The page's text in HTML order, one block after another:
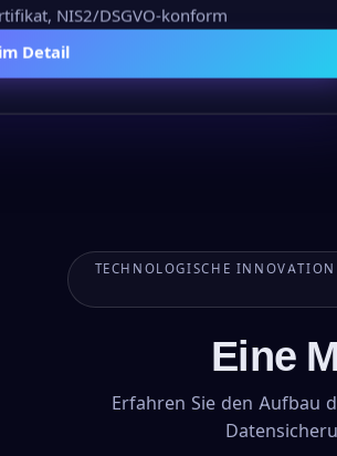
NIS2/DSGVO-konform
Detail
TECHNOLOGISCHE
Eine
Erfahren Sie den Aufbau